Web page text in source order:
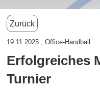
Zurück
19.11.2025 , Office-Handball
Erfolgreiches
Turnier